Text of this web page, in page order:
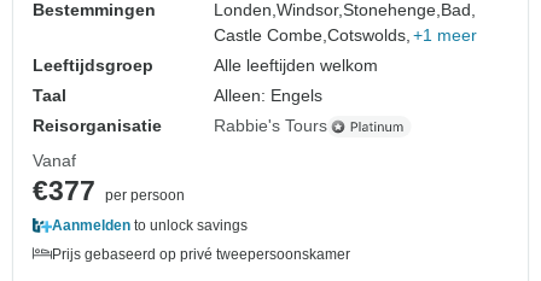
Bestemmingen
Londen,Windsor,Stonehenge, Bad,
Castle Combe,Cotswolds, +1 meer
Leeftijdsgroep
Alle leeftijden welkom
Taal
Alleen: Engels
Reisorganisatie
Rabbie's Tours
Vanaf
€377
per persoon
Aanmelden to unlock savings
Prijs gebaseerd op privé tweepersoonskamer